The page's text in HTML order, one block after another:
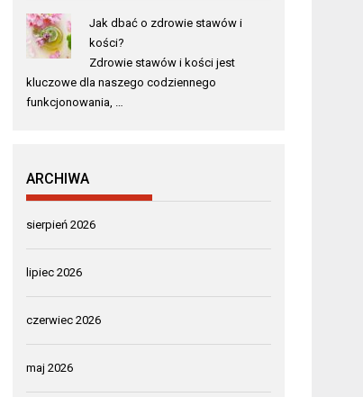
Jak dbać o zdrowie stawów i
kości?
Zdrowie stawów i kości jest
kluczowe dla naszego codziennego
funkcjonowania, …
ARCHIWA
sierpień 2026
lipiec 2026
czerwiec 2026
maj 2026